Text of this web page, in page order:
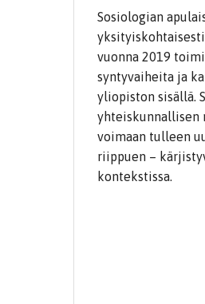
Sosiologian
vuonna 2019
syntyvaiheita ja
yliopiston sisällä.
yhteiskunnallisen
voimaan tulleen
riippuen –
kontekstissa.